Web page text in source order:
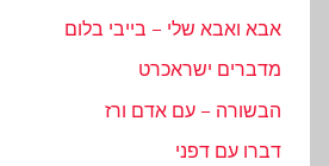
אבא ואבא שלי – בייבי בלום
מדברים ישראכרט
הבשורה – עם אדם ורז
דברו עם דפני